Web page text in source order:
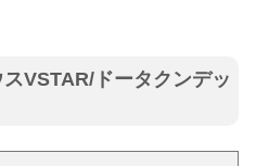
VSTAR/ドータクンデッ